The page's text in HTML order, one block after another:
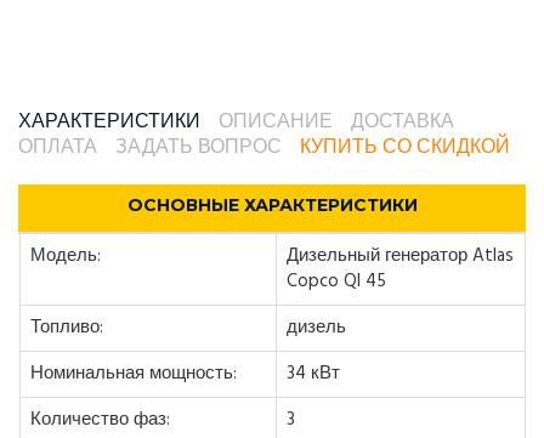
ХАРАКТЕРИСТИКИ ОПИСАНИЕ
ДОСТАВКА
ОПЛАТА
ЗАДАТЬ ВОПРОС КУПИТЬ СО СКИДКОЙ
ОСНОВНЫЕ ХАРАКТЕРИСТИКИ
Модель:
Дизельный генератор Atlas
Copco QI 45
Топливо:
дизель
Номинальная мощность:
34 кВт
Количество фаз:
3